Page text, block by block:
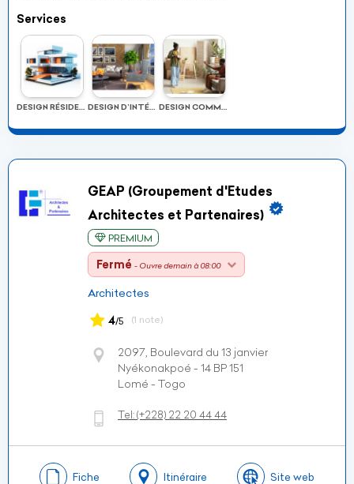
Services
DESIGN RÉSIDENTIEL DESIGN D’INTÉRIEUR DESIGN COMMERCIAL
GEAP (Groupement d'Etudes
Architectes et Partenaires)
PREMIUM
Fermé - Ouvre demain à 08:00
Architectes
4/5 (1 note)
2097, Boulevard du 13 janvier
Nyékonakpoé - 14 BP 151
Lomé - Togo
Tel:(+228) 22 20 44 44
Fiche Itinéraire Site web